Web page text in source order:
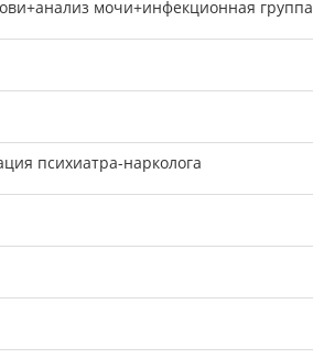
мочи+инфекционная группа
психиатра-нарколога